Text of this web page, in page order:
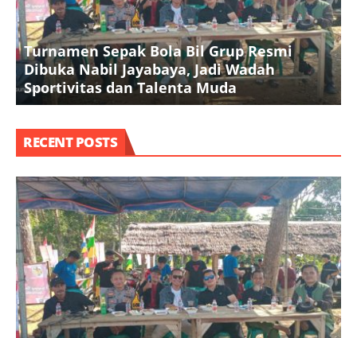
Turnamen Sepak Bola Bil Grup Resmi
Dibuka Nabil Jayabaya, Jadi Wadah
Sportivitas dan Talenta Muda
RECENT POSTS